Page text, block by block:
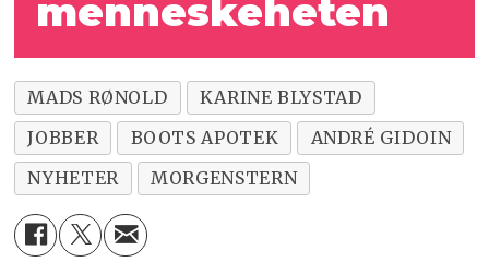
menneskeheten
MADS RØNOLD
KARINE BLYSTAD
JOBBER
BOOTS APOTEK
ANDRÉ GIDOIN
NYHETER
MORGENSTERN